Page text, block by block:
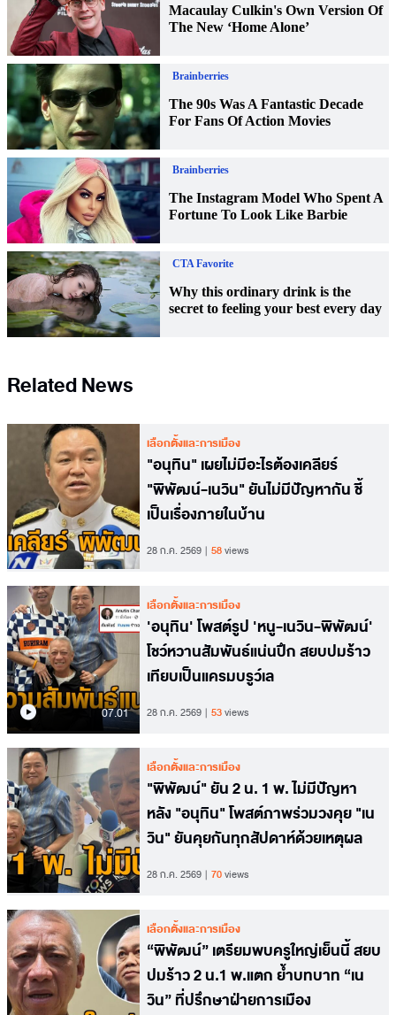
Related News
เลือกตั้งและการเมือง
"อนุทิน" เผยไม่มีอะไรต้องเคลียร์
"พิพัฒน์-เนวิน" ยันไม่มีปัญหากัน ชี้
เป็นเรื่องภายในบ้าน
28 ก.ค. 2569 58views
07.01
เลือกตั้งและการเมือง
'อนุทิน' โพสต์รูป 'หนู-เนวิน-พิพัฒน์'
โชว์หวานสัมพันธ์แน่นปึก สยบปมร้าว
เทียบเป็นแครมบรูว์เล
28 ก.ค. 2569 53views
เลือกตั้งและการเมือง
"พิพัฒน์" ยัน 2 น. 1 พ. ไม่มีปัญหา
หลัง "อนุทิน" โพสต์ภาพร่วมวงคุย "เน
วิน" ยันคุยกันทุกสัปดาห์ด้วยเหตุผล
28 ก.ค. 2569 70views
เลือกตั้งและการเมือง
“พิพัฒน์” เตรียมพบครูใหญ่เย็นนี้ สยบ
ปมร้าว 2 น.1 พ.แตก ย้ำบทบาท “เน
วิน” ที่ปรึกษาฝ่ายการเมือง